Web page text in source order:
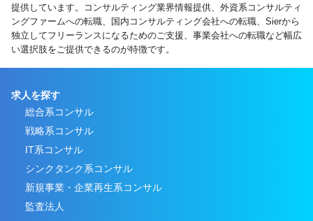
提供しています。コンサルティング業界情報提供、外資系コンサルティ
ングファームへの転職、国内コンサルティング会社への転職、Sierから
独立してフリーランスになるためのご支援、事業会社への転職など幅広
い選択肢をご提供できるのが特徴です。
求人を探す
総合系コンサル
戦略系コンサル
IT系コンサル
シンクタンク系コンサル
新規事業・企業再生系コンサル
監査法人